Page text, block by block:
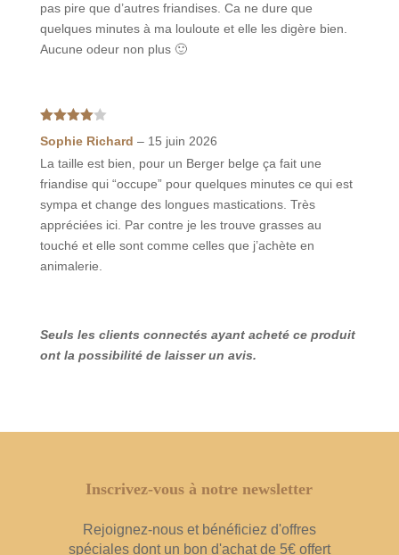
pas pire que d’autres friandises. Ca ne dure que
quelques minutes à ma louloute et elle les digère bien.
Aucune odeur non plus 🙂
sur 5
Sophie Richard – 15 juin 2026
La taille est bien, pour un Berger belge ça fait une
friandise qui “occupe” pour quelques minutes ce qui est
sympa et change des longues mastications. Très
appréciées ici. Par contre je les trouve grasses au
touché et elle sont comme celles que j’achète en
animalerie.
Seuls les clients connectés ayant acheté ce produit
ont la possibilité de laisser un avis.
Inscrivez-vous à notre newsletter
Rejoignez-nous et bénéficiez d'offres
spéciales dont un bon d'achat de 5€ offert